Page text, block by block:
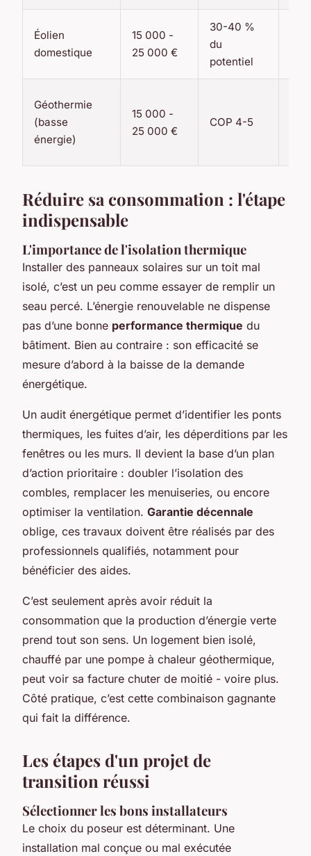
Éolien
domestique
15 000 -
25 000 €
30-40 %
du
potentiel
Géothermie
(basse
énergie)
15 000 -
25 000 €
COP 4-5
Réduire sa consommation : l'étape
indispensable
L'importance de l'isolation thermique
Installer des panneaux solaires sur un toit mal
isolé, c’est un peu comme essayer de remplir un
seau percé. L’énergie renouvelable ne dispense
pas d’une bonne performance thermique du
bâtiment. Bien au contraire : son efficacité se
mesure d’abord à la baisse de la demande
énergétique.
Un audit énergétique permet d’identifier les ponts
thermiques, les fuites d’air, les déperditions par les
fenêtres ou les murs. Il devient la base d’un plan
d’action prioritaire : doubler l’isolation des
combles, remplacer les menuiseries, ou encore
optimiser la ventilation. Garantie décennale
oblige, ces travaux doivent être réalisés par des
professionnels qualifiés, notamment pour
bénéficier des aides.
C’est seulement après avoir réduit la
consommation que la production d’énergie verte
prend tout son sens. Un logement bien isolé,
chauffé par une pompe à chaleur géothermique,
peut voir sa facture chuter de moitié - voire plus.
Côté pratique, c’est cette combinaison gagnante
qui fait la différence.
Les étapes d'un projet de
transition réussi
Sélectionner les bons installateurs
Le choix du poseur est déterminant. Une
installation mal conçue ou mal exécutée